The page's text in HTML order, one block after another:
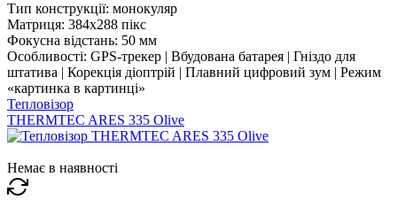
Тип конструкції: монокуляр
Матриця: 384x288 пікс
Фокусна відстань: 50 мм
Особливості: GPS-трекер | Вбудована батарея | Гніздо для
штатива | Корекція діоптрій | Плавний цифровий зум | Режим
«картинка в картинці»
Тепловізор
THERMTEC ARES 335 Olive
Немає в наявності